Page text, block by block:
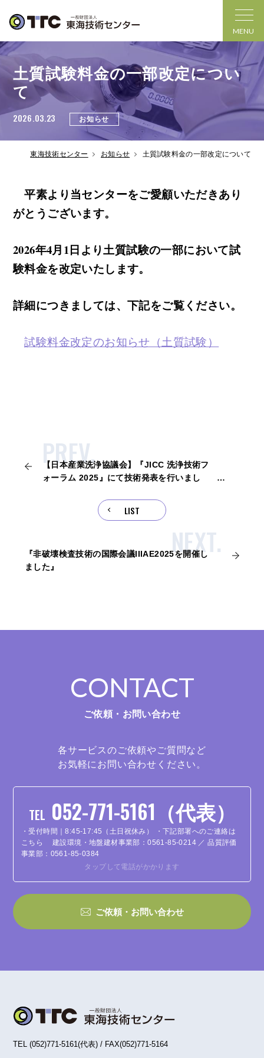
MENU
土質試験料金の一部改定につい
て
2026.03.23 お知らせ
東海技術センター お知らせ 土質試験料金の一部改定について
平素より当センターをご愛顧いただきあり
がとうございます。
2026年4月1日より土質試験の一部において試
験料金を改定いたします。
詳細につきましては、下記をご覧ください。
試験料金改定のお知らせ（土質試験）
PREV.
【日本産業洗浄協議会】『JICC 洗浄技術フ
ォーラム 2025』にて技術発表を行いまし
LIST
NEXT.
『非破壊検査技術の国際会議IIIAE2025を開催し
ました』
CONTACT
ご依頼・お問い合わせ
各サービスのご依頼やご質問など
お気軽にお問い合わせください。
TEL 052-771-5161（代表）
・受付時間｜8:45-17:45（土日祝休み）
・下記部署へのご連絡は
こちら
建設環境・地盤建材事業部：0561-85-0214 ／ 品質評価
事業部：0561-85-0384
タップして電話がかかります
ご依頼・お問い合わせ
TEL (052)771-5161(代表) / FAX(052)771-5164